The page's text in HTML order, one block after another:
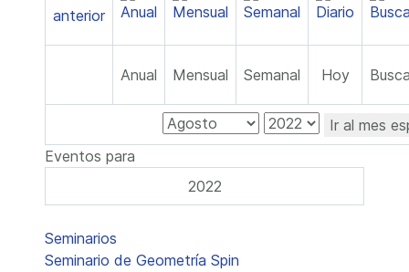
Anual Mensual Semanal Hoy
Ir al mes
Eventos para
2022
Lista de límites de paginación
Seminarios
Seminario de Geometría Spin